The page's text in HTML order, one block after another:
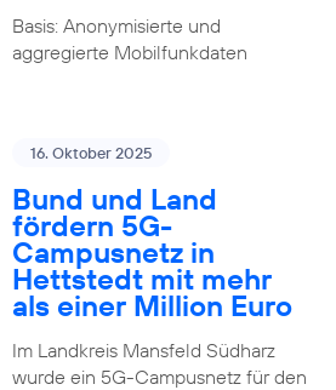
Basis: Anonymisierte und
aggregierte Mobilfunkdaten
16. Oktober 2025
Bund und Land
fördern 5G-
Campusnetz in
Hettstedt mit mehr
als einer Million Euro
Im Landkreis Mansfeld Südharz
wurde ein 5G-Campusnetz für den